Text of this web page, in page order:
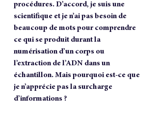
procédures. D’accord, je suis une
scientifique et je n’ai pas besoin de
beaucoup de mots pour comprendre
ce qui se produit durant la
numérisation d’un corps ou
l’extraction de l’ADN dans un
échantillon. Mais pourquoi est-ce que
je n’apprécie pas la surcharge
d’informations ?